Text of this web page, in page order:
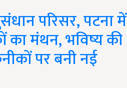
परिसर, पटना में
का मंथन, भविष्य की
पर बनी नई